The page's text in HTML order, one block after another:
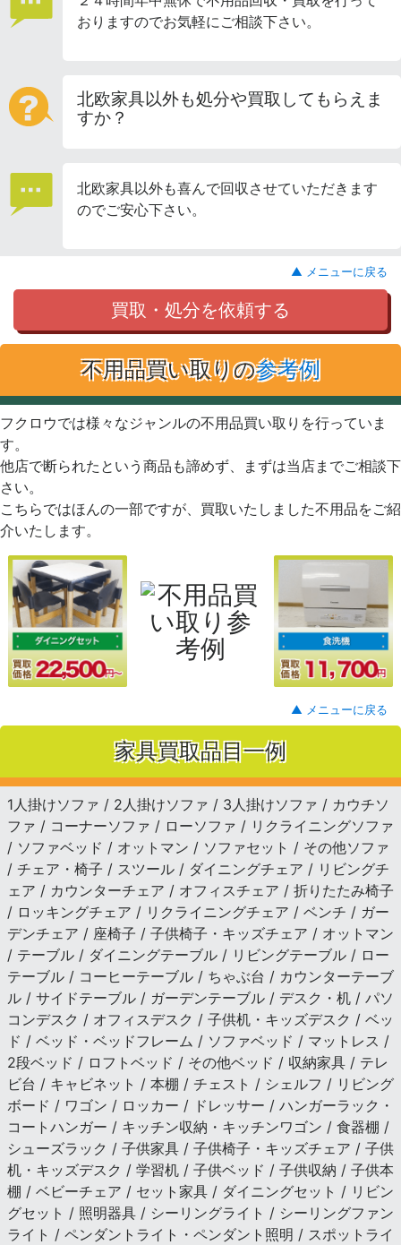
おりますのでお気軽にご相談下さい。
北欧家具以外も処分や買取してもらえま
すか？
北欧家具以外も喜んで回収させていただきます
のでご安心下さい。
▲ メニューに戻る
買取・処分を依頼する
不用品買い取りの参考例
フクロウでは様々なジャンルの不用品買い取りを行っていま
す。
他店で断られたという商品も諦めず、まずは当店までご相談下
さい。
こちらではほんの一部ですが、買取いたしました不用品をご紹
介いたします。
▲ メニューに戻る
家具買取品目一例
1人掛けソファ / 2人掛けソファ / 3人掛けソファ / カウチソ
ファ / コーナーソファ / ローソファ / リクライニングソファ
/ ソファベッド / オットマン / ソファセット / その他ソファ
/ チェア・椅子 / スツール / ダイニングチェア / リビングチ
ェア / カウンターチェア / オフィスチェア / 折りたたみ椅子
/ ロッキングチェア / リクライニングチェア / ベンチ / ガー
デンチェア / 座椅子 / 子供椅子・キッズチェア / オットマン
/ テーブル / ダイニングテーブル / リビングテーブル / ロー
テーブル / コーヒーテーブル / ちゃぶ台 / カウンターテーブ
ル / サイドテーブル / ガーデンテーブル / デスク・机 / パソ
コンデスク / オフィスデスク / 子供机・キッズデスク / ベッ
ド / ベッド・ベッドフレーム / ソファベッド / マットレス /
2段ベッド / ロフトベッド / その他ベッド / 収納家具 / テレ
ビ台 / キャビネット / 本棚 / チェスト / シェルフ / リビング
ボード / ワゴン / ロッカー / ドレッサー / ハンガーラック・
コートハンガー / キッチン収納・キッチンワゴン / 食器棚 /
シューズラック / 子供家具 / 子供椅子・キッズチェア / 子供
机・キッズデスク / 学習机 / 子供ベッド / 子供収納 / 子供本
棚 / ベビーチェア / セット家具 / ダイニングセット / リビン
グセット / 照明器具 / シーリングライト / シーリングファン
ライト / ペンダントライト・ペンダント照明 / スポットライ